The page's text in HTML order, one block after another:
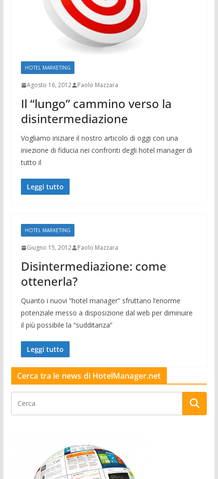
HOTEL MARKETING
Agosto 16, 2012 Paolo Mazzara
Il “lungo” cammino verso la
disintermediazione
Vogliamo iniziare il nostro articolo di oggi con una
iniezione di fiducia nei confronti degli hotel manager di
tutto il
Leggi tutto
HOTEL MARKETING
Giugno 15, 2012 Paolo Mazzara
Disintermediazione: come
ottenerla?
Quanto i nuovi “hotel manager” sfruttano l’enorme
potenziale messo a disposizione dal web per diminuire
il più possibile la “sudditanza”
Leggi tutto
Cerca tra le news di HotelManager.net